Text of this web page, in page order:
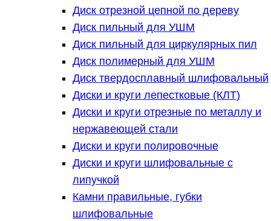
Диск отрезной цепной по дереву
Диск пильный для УШМ
Диск пильный для циркулярных пил
Диск полимерный для УШМ
Диск твердосплавный шлифовальный
Диски и круги лепестковые (КЛТ)
Диски и круги отрезные по металлу и
нержавеющей стали
Диски и круги полировочные
Диски и круги шлифовальные с
липучкой
Камни правильные, губки
шлифовальные